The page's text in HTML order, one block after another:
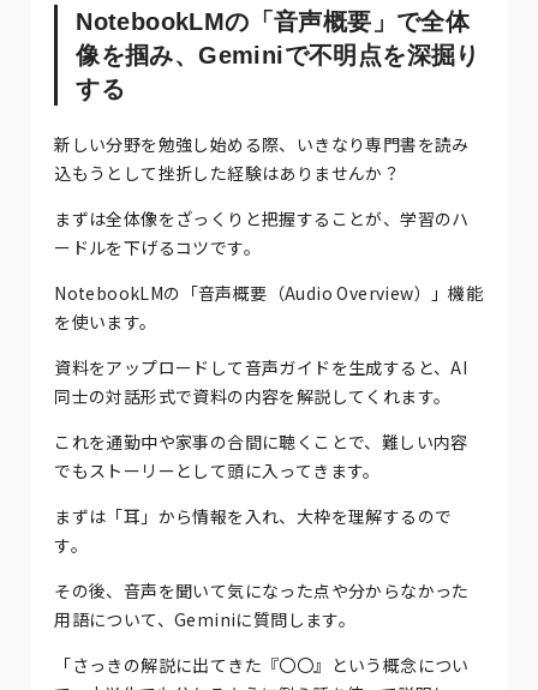
NotebookLMの「音声概要」で全体
像を掴み、Geminiで不明点を深掘り
する
新しい分野を勉強し始める際、いきなり専門書を読み
込もうとして挫折した経験はありませんか？
まずは全体像をざっくりと把握することが、学習のハ
ードルを下げるコツです。
NotebookLMの「音声概要（Audio Overview）」機能
を使います。
資料をアップロードして音声ガイドを生成すると、AI
同士の対話形式で資料の内容を解説してくれます。
これを通勤中や家事の合間に聴くことで、難しい内容
でもストーリーとして頭に入ってきます。
まずは「耳」から情報を入れ、大枠を理解するので
す。
その後、音声を聞いて気になった点や分からなかった
用語について、Geminiに質問します。
「さっきの解説に出てきた『〇〇』という概念につい